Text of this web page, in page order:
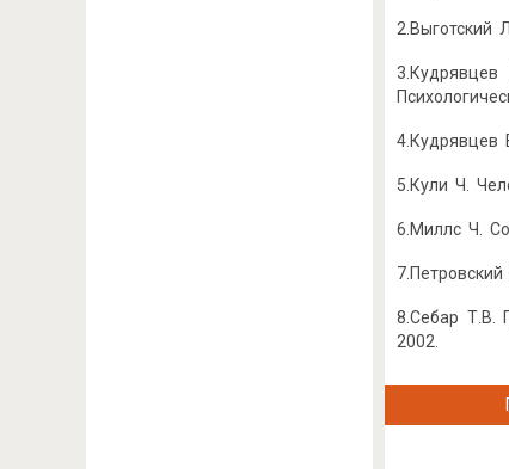
2.Выготский
4.Кудрявцев
5.Кули Ч.
6.Миллс Ч.
8.Себар Т.В.
2002.